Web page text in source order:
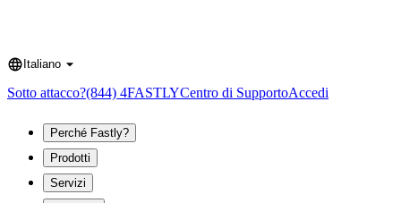
Language
Italiano
Sotto attacco?(844) 4FASTLYCentro di SupportoAccedi
Perché Fastly?
Prodotti
Servizi